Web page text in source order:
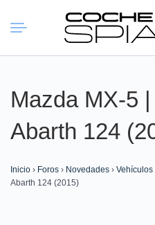
Buscar:
Mazda MX-5
Abarth 124
Inicio › Foros › Novedades ›
Abarth 124 (2015)